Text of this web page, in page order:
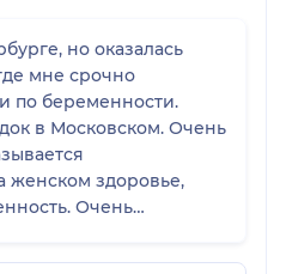
по беременности.
в Московском. Очень
женском здоровье,
Очень